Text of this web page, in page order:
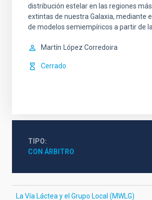
distribución estelar en las regiones
extintas de nuestra Galaxia, mediante
de modelos semiempíricos a partir de
Martín López Corredoira
Cerrado
TIPO
CON ÁRBITRO
La Vía Láctea y el Grupo Local (MWLG)